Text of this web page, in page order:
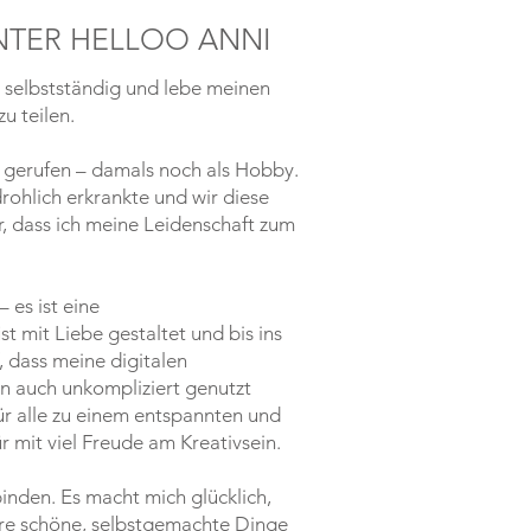
HELLOO ANNI
und lebe meinen
teilen.
– damals noch als Hobby.
erkrankte und wir diese
ich meine Leidenschaft zum
es ist eine
mit Liebe gestaltet und bis ins
meine digitalen
auch unkompliziert genutzt
alle zu einem entspannten und
mit viel Freude am Kreativsein.
Es macht mich glücklich,
schöne, selbstgemachte Dinge